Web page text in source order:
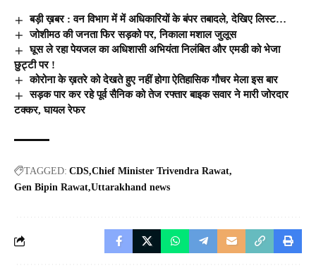
बड़ी ख़बर : वन विभाग में में अधिकारियों के बंपर तबादले, देखिए लिस्ट…
जोशीमठ की जनता फिर सड़को पर, निकाला मशाल जुलूस
घूस ले रहा पेयजल का अधिशासी अभियंता निलंबित और एमडी को भेजा
छुट्टी पर !
कोरोना के ख़तरे को देखते हुए नहीं होगा ऐतिहासिक गौचर मेला इस बार
सड़क पार कर रहे पूर्व सैनिक को तेज रफ्तार बाइक सवार ने मारी जोरदार
टक्कर, घायल रेफर
TAGGED: CDS Chief Minister Trivendra Rawat
Gen Bipin Rawat Uttarakhand news